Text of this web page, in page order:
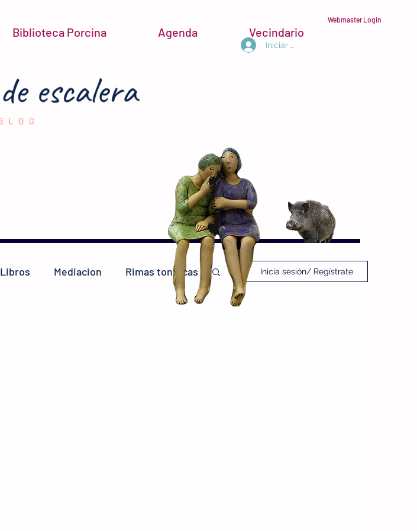
Biblioteca Porcina Agenda Vecindario
Webmaster Login
Iniciar sesión
Libros Mediacion Rimas tontacas Inicia sesión/ Regístrate